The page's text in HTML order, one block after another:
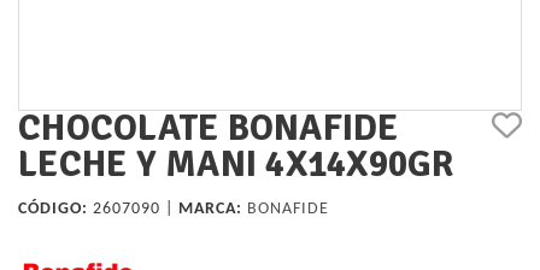
CHOCOLATE BONAFIDE
LECHE Y MANI 4X14X90GR
CÓDIGO: 2607090 | MARCA: BONAFIDE